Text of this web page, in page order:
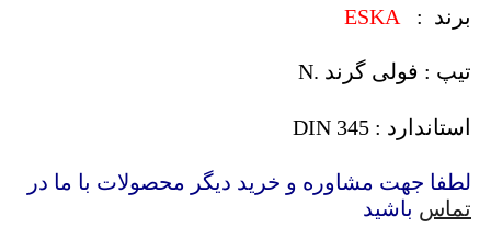
برند :
تیپ : فولی گرند .N
استاندارد : DIN 345
لطفا جهت مشاوره و خرید دیگر محصولات با ما در
تماس باشید